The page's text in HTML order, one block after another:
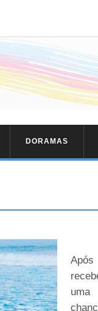
DORAMAS
Após
uma